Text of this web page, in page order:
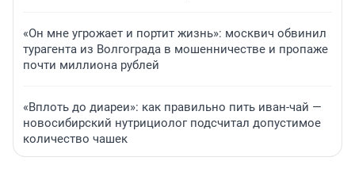
«Он мне угрожает и портит жизнь»: москвич обвинил
турагента из Волгограда в мошенничестве и пропаже
почти миллиона рублей
«Вплоть до диареи»: как правильно пить иван-чай —
новосибирский нутрициолог подсчитал допустимое
количество чашек